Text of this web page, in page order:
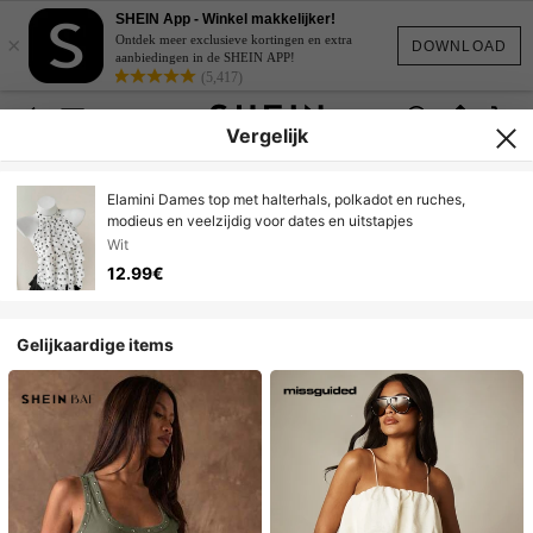
DOWNLOAD
×
SHEIN App - Winkel makkelijker!
Ontdek meer exclusieve kortingen en extra
aanbiedingen in de SHEIN APP!
(5,417)
Vergelijk
Elamini Dames top met halterhals, polkadot en ruches,
modieus en veelzijdig voor dates en uitstapjes
Wit
12.99€
Gelijkaardige items